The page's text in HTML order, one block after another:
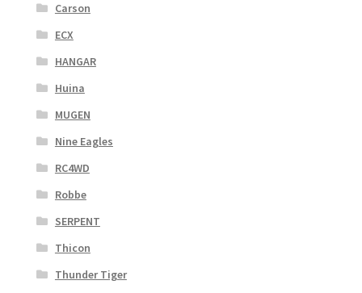
Carson
ECX
HANGAR
Huina
MUGEN
Nine Eagles
RC4WD
Robbe
SERPENT
Thicon
Thunder Tiger